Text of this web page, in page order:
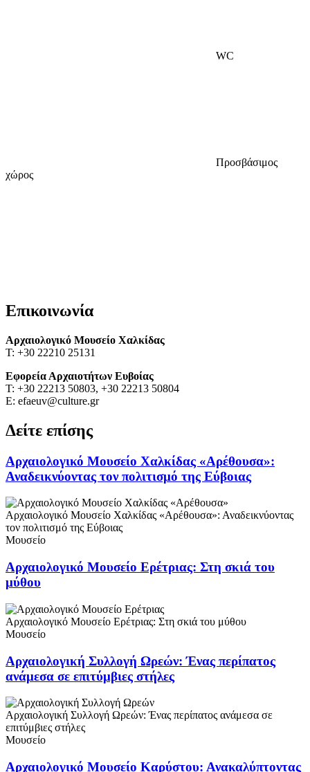
WC
Προσβάσιμος
χώρος
Επικοινωνία
Αρχαιολογικό Μουσείο Χαλκίδας
T: +30 22210 25131
Εφορεία Αρχαιοτήτων Ευβοίας
T: +30 22213 50803, +30 22213 50804
E: efaeuv@culture.gr
Δείτε επίσης
Αρχαιολογικό Μουσείο Χαλκίδας «Αρέθουσα»:
Αναδεικνύοντας τον πολιτισμό της Εύβοιας
Αρχαιολογικό Μουσείο Χαλκίδας «Αρέθουσα»: Αναδεικνύοντας
τον πολιτισμό της Εύβοιας
Μουσείο
Αρχαιολογικό Μουσείο Ερέτριας: Στη σκιά του
μύθου
Αρχαιολογικό Μουσείο Ερέτριας: Στη σκιά του μύθου
Μουσείο
Αρχαιολογική Συλλογή Ωρεών: Ένας περίπατος
ανάμεσα σε επιτύμβιες στήλες
Αρχαιολογική Συλλογή Ωρεών: Ένας περίπατος ανάμεσα σε
επιτύμβιες στήλες
Μουσείο
Αρχαιολογικό Μουσείο Καρύστου: Ανακαλύπτοντας